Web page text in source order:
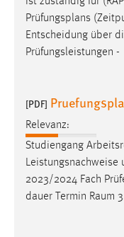
Prüfungsplans
Entscheidung über
Prüfungsleistungen -
[PDF]
Relevanz:
Studiengang
Leistungsnachweise
2023/2024 Fach
dauer Termin Raum
Conversion-
Cookie Laufzeit:
3 Monate
Facebook Pixel
Name:
_fbp
Anbieter:
Facebook